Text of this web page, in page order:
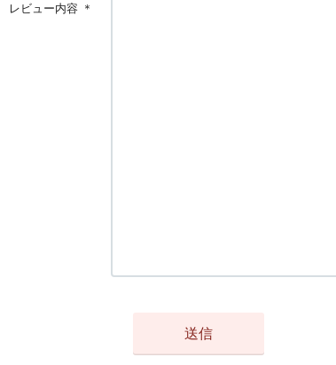
レビュー内容 ＊